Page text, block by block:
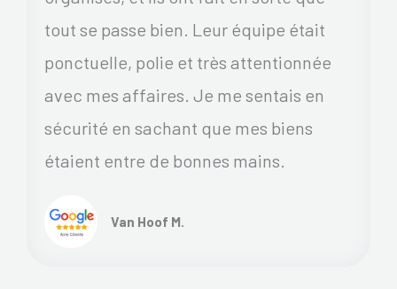
tout se passe bien. Leur équipe était
ponctuelle, polie et très attentionnée
avec mes affaires. Je me sentais en
sécurité en sachant que mes biens
étaient entre de bonnes mains.
Van Hoof M.